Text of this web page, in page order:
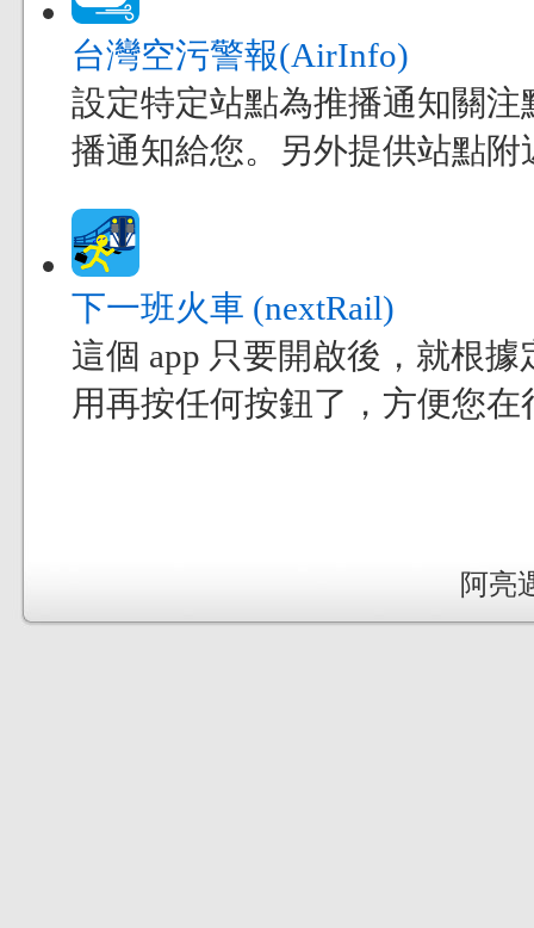
台灣空污警報(AirInfo)
設定特定站點為推播通知關
播通知給您。另外提供站點
下一班火車 (nextRail)
這個 app 只要開啟後，就根
用再按任何按鈕了，方便您
阿亮